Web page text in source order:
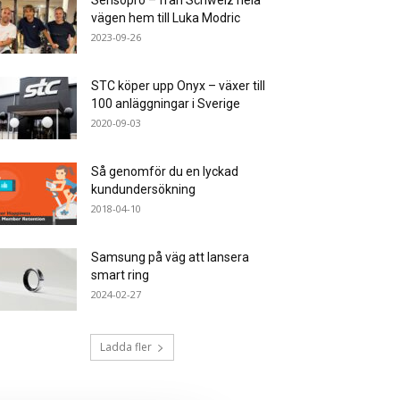
vägen hem till Luka Modric
2023-09-26
STC köper upp Onyx – växer till
100 anläggningar i Sverige
2020-09-03
Så genomför du en lyckad
kundundersökning
2018-04-10
Samsung på väg att lansera
smart ring
2024-02-27
Ladda fler